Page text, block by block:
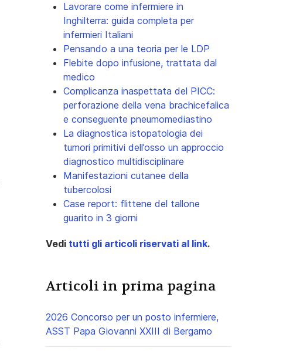
Lavorare come infermiere in
Inghilterra: guida completa per
infermieri Italiani
Pensando a una teoria per le LDP
Flebite dopo infusione, trattata dal
medico
Complicanza inaspettata del PICC:
perforazione della vena brachicefalica
e conseguente pneumomediastino
La diagnostica istopatologia dei
tumori primitivi dell’osso un approccio
diagnostico multidisciplinare
Manifestazioni cutanee della
tubercolosi
Case report: flittene del tallone
guarito in 3 giorni
Vedi tutti gli articoli riservati al link.
Articoli in prima pagina
2026 Concorso per un posto infermiere,
ASST Papa Giovanni XXIII di Bergamo